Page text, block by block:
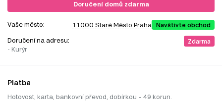
Doručení domů zdarma
Vaše město: 11000 Staré Město Praha Navštivte obchod
Doručení na adresu:
- Kurýr
Zdarma
Platba
Hotovost, karta, bankovní převod, dobírkou – 49 korun.